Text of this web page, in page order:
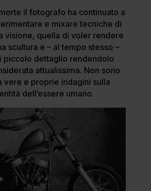
il fotografo ha continuato a
e mixare tecniche di
visione, quella di voler rendere
scultura e – al tempo stesso –
piccolo dettaglio rendendolo
attualissima. Non sono
vere e proprie indagini sulla
dell’essere umano.